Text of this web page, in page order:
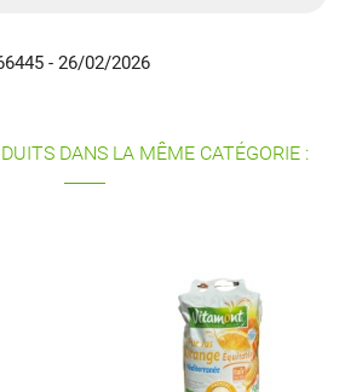
- 26/02/2026
DANS LA MÊME CATÉGORIE :